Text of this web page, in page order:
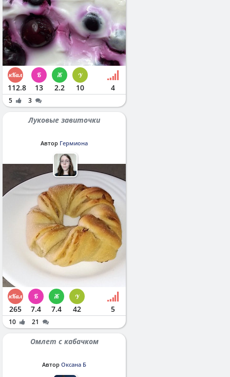
112.8 13 2.2 10 4
5 3
Луковые завиточки
Автор Гермиона
265 7.4 7.4 42 5
10 21
Омлет с кабачком
Автор Оксана Б